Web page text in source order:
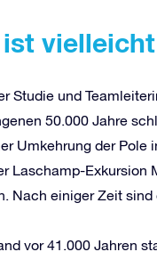
Studie und
50.000 Jahre
Umkehrung der Pole
Laschamp-
Nach einiger Zeit
vor 41.000 Jahren